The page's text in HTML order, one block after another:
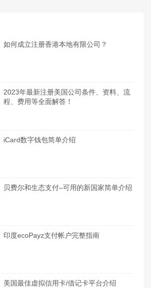
如何成立注册香港本地有限公司？
2023年最新注册美国公司条件、资料、流
程、费用等全面解答！
iCard数字钱包简单介绍
贝费尔和生态支付–可用的新国家简单介绍
印度ecoPayz支付帐户完整指南
美国最佳虚拟信用卡/借记卡平台介绍